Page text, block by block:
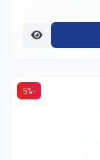
-5%